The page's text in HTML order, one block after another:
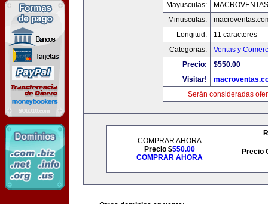
Mayusculas:
Minusculas:
Longitud:
11 caracteres
Categorias:
Ventas y
Precio:
$550.00
Visitar!
Serán consideradas
COMPRAR AHORA
Precio $550.00
COMPRAR AHORA
Precio